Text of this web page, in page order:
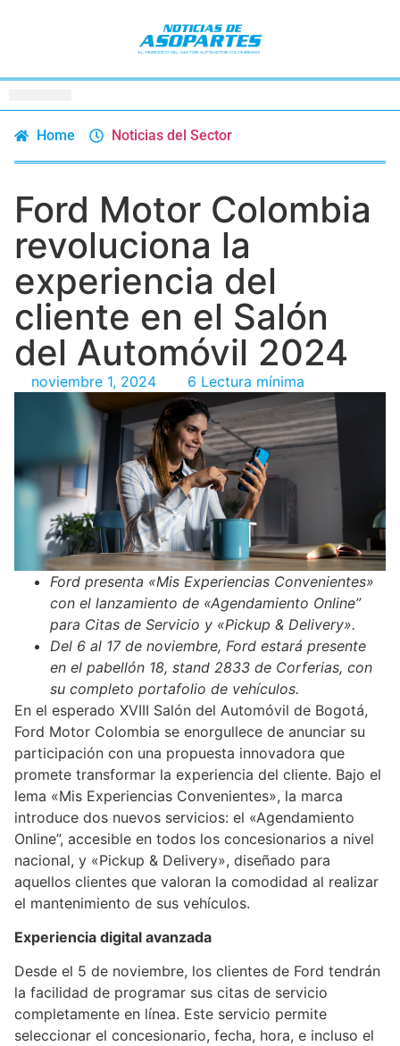
Home Noticias del Sector
Ford Motor Colombia
revoluciona la
experiencia del
cliente en el Salón
del Automóvil 2024
noviembre 1, 2024 6 Lectura mínima
Ford presenta «Mis Experiencias Convenientes»
con el lanzamiento de «Agendamiento Online”
para Citas de Servicio y «Pickup & Delivery».
Del 6 al 17 de noviembre, Ford estará presente
en el pabellón 18, stand 2833 de Corferias, con
su completo portafolio de vehículos.
En el esperado XVIII Salón del Automóvil de Bogotá,
Ford Motor Colombia se enorgullece de anunciar su
participación con una propuesta innovadora que
promete transformar la experiencia del cliente. Bajo el
lema «Mis Experiencias Convenientes», la marca
introduce dos nuevos servicios: el «Agendamiento
Online”, accesible en todos los concesionarios a nivel
nacional, y «Pickup & Delivery», diseñado para
aquellos clientes que valoran la comodidad al realizar
el mantenimiento de sus vehículos.
Experiencia digital avanzada
Desde el 5 de noviembre, los clientes de Ford tendrán
la facilidad de programar sus citas de servicio
completamente en línea. Este servicio permite
seleccionar el concesionario, fecha, hora, e incluso el